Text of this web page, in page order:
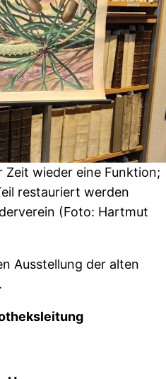
wieder eine Funktion;
restauriert werden
(Foto: Hartmut
Ausstellung der alten